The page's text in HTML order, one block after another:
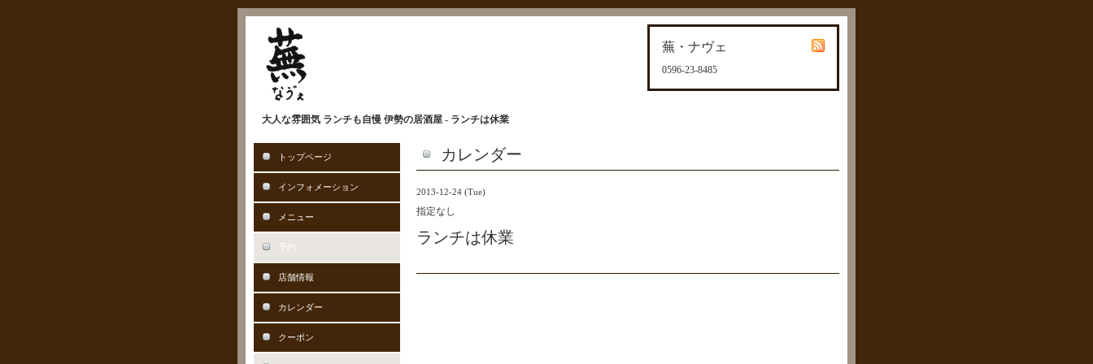
蕪・ナヴェ
0596-23-8485
大人な雰囲気 ランチも自慢 伊勢の居酒屋 - ランチは休業
カレンダー
2013-12-24 (Tue)
指定なし
ランチは休業
トップページ
インフォメーション
メニュー
予約
店舗情報
カレンダー
クーポン